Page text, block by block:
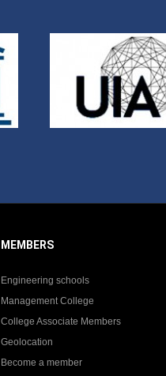
MEMBERS
Engineering schools
Management College
College Associate Members
Geolocation
Become a member